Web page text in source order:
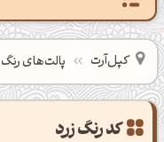
کپل‌آرت پالت‌های رنگ